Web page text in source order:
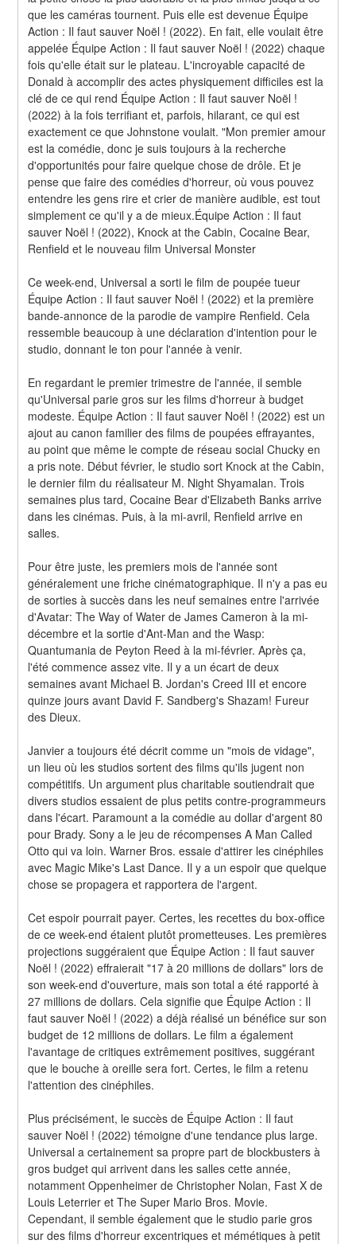
que les caméras tournent. Puis elle est devenue Équipe
Action : Il faut sauver Noël ! (2022). En fait, elle voulait être
appelée Équipe Action : Il faut sauver Noël ! (2022) chaque
fois qu'elle était sur le plateau. L'incroyable capacité de
Donald à accomplir des actes physiquement difficiles est la
clé de ce qui rend Équipe Action : Il faut sauver Noël !
(2022) à la fois terrifiant et, parfois, hilarant, ce qui est
exactement ce que Johnstone voulait. "Mon premier amour
est la comédie, donc je suis toujours à la recherche
d'opportunités pour faire quelque chose de drôle. Et je
pense que faire des comédies d'horreur, où vous pouvez
entendre les gens rire et crier de manière audible, est tout
simplement ce qu'il y a de mieux.Équipe Action : Il faut
sauver Noël ! (2022), Knock at the Cabin, Cocaine Bear,
Renfield et le nouveau film Universal Monster
Ce week-end, Universal a sorti le film de poupée tueur
Équipe Action : Il faut sauver Noël ! (2022) et la première
bande-annonce de la parodie de vampire Renfield. Cela
ressemble beaucoup à une déclaration d'intention pour le
studio, donnant le ton pour l'année à venir.
En regardant le premier trimestre de l'année, il semble
qu'Universal parie gros sur les films d'horreur à budget
modeste. Équipe Action : Il faut sauver Noël ! (2022) est un
ajout au canon familier des films de poupées effrayantes,
au point que même le compte de réseau social Chucky en
a pris note. Début février, le studio sort Knock at the Cabin,
le dernier film du réalisateur M. Night Shyamalan. Trois
semaines plus tard, Cocaine Bear d'Elizabeth Banks arrive
dans les cinémas. Puis, à la mi-avril, Renfield arrive en
salles.
Pour être juste, les premiers mois de l'année sont
généralement une friche cinématographique. Il n'y a pas eu
de sorties à succès dans les neuf semaines entre l'arrivée
d'Avatar: The Way of Water de James Cameron à la mi-
décembre et la sortie d'Ant-Man and the Wasp:
Quantumania de Peyton Reed à la mi-février. Après ça,
l'été commence assez vite. Il y a un écart de deux
semaines avant Michael B. Jordan's Creed III et encore
quinze jours avant David F. Sandberg's Shazam! Fureur
des Dieux.
Janvier a toujours été décrit comme un "mois de vidage",
un lieu où les studios sortent des films qu'ils jugent non
compétitifs. Un argument plus charitable soutiendrait que
divers studios essaient de plus petits contre-programmeurs
dans l'écart. Paramount a la comédie au dollar d'argent 80
pour Brady. Sony a le jeu de récompenses A Man Called
Otto qui va loin. Warner Bros. essaie d'attirer les cinéphiles
avec Magic Mike's Last Dance. Il y a un espoir que quelque
chose se propagera et rapportera de l'argent.
Cet espoir pourrait payer. Certes, les recettes du box-office
de ce week-end étaient plutôt prometteuses. Les premières
projections suggéraient que Équipe Action : Il faut sauver
Noël ! (2022) effraierait "17 à 20 millions de dollars" lors de
son week-end d'ouverture, mais son total a été rapporté à
27 millions de dollars. Cela signifie que Équipe Action : Il
faut sauver Noël ! (2022) a déjà réalisé un bénéfice sur son
budget de 12 millions de dollars. Le film a également
l'avantage de critiques extrêmement positives, suggérant
que le bouche à oreille sera fort. Certes, le film a retenu
l'attention des cinéphiles.
Plus précisément, le succès de Équipe Action : Il faut
sauver Noël ! (2022) témoigne d'une tendance plus large.
Universal a certainement sa propre part de blockbusters à
gros budget qui arrivent dans les salles cette année,
notamment Oppenheimer de Christopher Nolan, Fast X de
Louis Leterrier et The Super Mario Bros. Movie.
Cependant, il semble également que le studio parie gros
sur des films d'horreur excentriques et mémétiques à petit